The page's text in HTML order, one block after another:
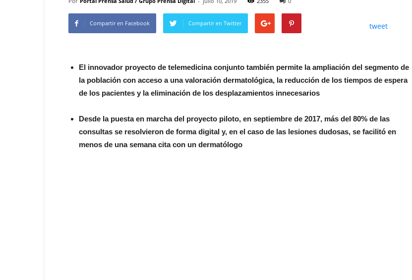
Compartir en Facebook Compartir en Twitter tweet
El innovador proyecto de telemedicina conjunto también permite la ampliación del segmento de
la población con acceso a una valoración dermatológica, la reducción de los tiempos de espera
de los pacientes y la eliminación de los desplazamientos innecesarios
Desde la puesta en marcha del proyecto piloto, en septiembre de 2017, más del 80% de las
consultas se resolvieron de forma digital y, en el caso de las lesiones dudosas, se facilitó en
menos de una semana cita con un dermatólogo